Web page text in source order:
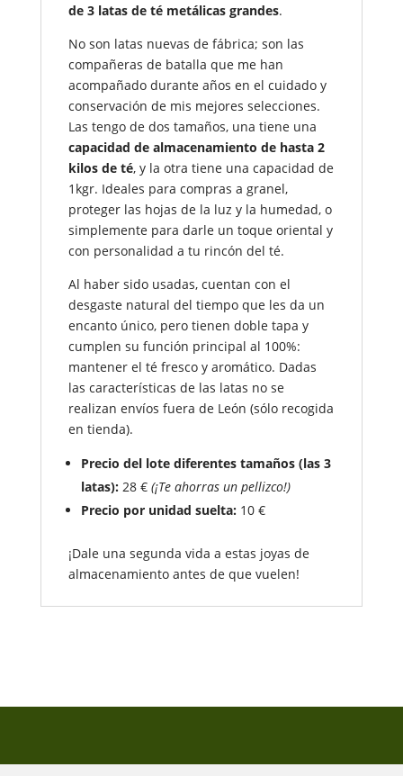
Latas
Estilo
Oriental
Segundamano
cantidad
de 3 latas de té metálicas grandes.
No son latas nuevas de fábrica; son las
compañeras de batalla que me han
acompañado durante años en el cuidado y
conservación de mis mejores selecciones.
Las tengo de dos tamaños, una tiene una
capacidad de almacenamiento de hasta 2
kilos de té, y la otra tiene una capacidad de
1kgr. Ideales para compras a granel,
proteger las hojas de la luz y la humedad, o
simplemente para darle un toque oriental y
con personalidad a tu rincón del té.
Al haber sido usadas, cuentan con el
desgaste natural del tiempo que les da un
encanto único, pero tienen doble tapa y
cumplen su función principal al 100%:
mantener el té fresco y aromático. Dadas
las características de las latas no se
realizan envíos fuera de León (sólo recogida
en tienda).
Precio del lote diferentes tamaños (las 3
latas):28 € (¡Te ahorras un pellizco!)
Precio por unidad suelta:10 €
¡Dale una segunda vida a estas joyas de
almacenamiento antes de que vuelen!